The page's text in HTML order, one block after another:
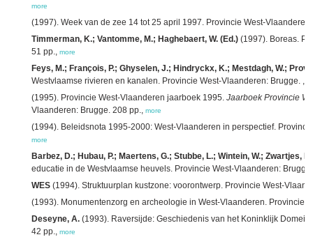
more
(1997). Week van de zee 14 tot 25 april 1997. Provincie West-
Timmerman, K.; Vantomme, M.; Haghebaert, W. (Ed.) (1997). Boreas.
51 pp., more
Feys, M.; François, P.; Ghyselen, J.; Hindryckx, K.; Mestdagh, W.;
Westvlaamse rivieren en kanalen. Provincie West-Vlaanderen: Brugge. ,
(1995). Provincie West-Vlaanderen jaarboek 1995. Jaarboek Provincie
Vlaanderen: Brugge. 208 pp., more
(1994). Beleidsnota 1995-2000: West-Vlaanderen in perspectief.
more
Barbez, D.; Hubau, P.; Maertens, G.; Stubbe, L.; Wintein, W.; Zwartjes, L.
educatie in de Westvlaamse heuvels. Provincie West-Vlaanderen:
WES (1994). Struktuurplan kustzone: voorontwerp. Provincie West-
(1993). Monumentenzorg en archeologie in West-Vlaanderen. Provincie
Deseyne, A. (1993). Raversijde: Geschiedenis van het Koninklijk
42 pp., more